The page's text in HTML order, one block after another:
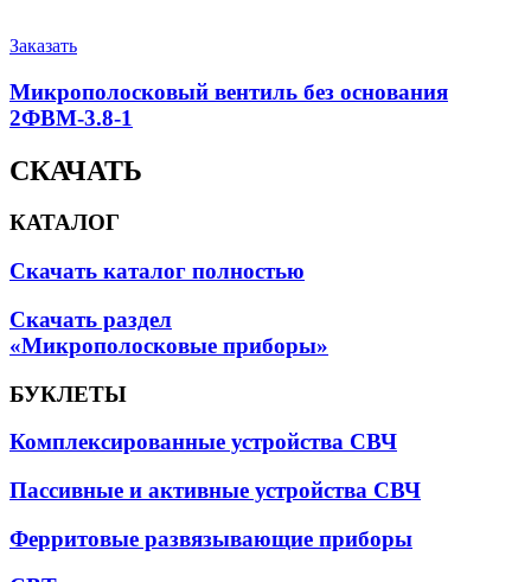
Заказать
Микрополосковый вентиль без основания
2ФВМ-3.8-1
СКАЧАТЬ
КАТАЛОГ
Скачать каталог полностью
Скачать раздел
«Микрополосковые приборы»
БУКЛЕТЫ
Комплексированные устройства СВЧ
Пассивные и активные устройства СВЧ
Ферритовые развязывающие приборы